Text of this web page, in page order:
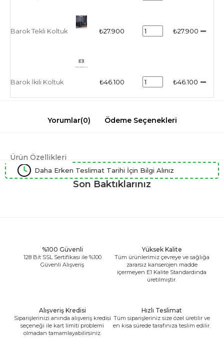
Barok Tekli Koltuk ₺27.900 ₺27.900
Barok İkili Koltuk ₺46.100 ₺46.100
Yorumlar(0) Ödeme Seçenekleri
Ürün Özellikleri
Daha Erken Teslimat Tarihi İçin Bilgi Alınız
Son Baktıklarınız
%100 Güvenli
128 Bit SSL Sertifikası ile %100
Güvenli Alışveriş
Yüksek Kalite
Tüm ürünlerimiz çevreye ve sağlığa
zararsız kanserojen madde
içermeyen E1 Kalite Standardında
üretilmiştir.
Alışveriş Kredisi
Siparişlerinizi anında alışveriş kredisi
seçeneği ile kart limiti problemi
olmadan tamamlayabilirsiniz.
Hızlı Teslimat
Tüm siparişleriniz size özel üretilir ve
en kısa sürede tarafınıza teslim edilir.